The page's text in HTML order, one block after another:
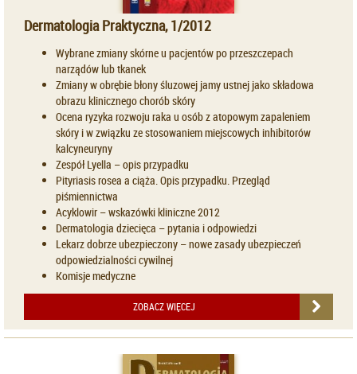
Dermatologia Praktyczna, 1/2012
Wybrane zmiany skórne u pacjentów po przeszczepach
narządów lub tkanek
Zmiany w obrębie błony śluzowej jamy ustnej jako składowa
obrazu klinicznego chorób skóry
Ocena ryzyka rozwoju raka u osób z atopowym zapaleniem
skóry i w związku ze stosowaniem miejscowych inhibitorów
kalcyneuryny
Zespół Lyella – opis przypadku
Pityriasis rosea a ciąża. Opis przypadku. Przegląd
piśmiennictwa
Acyklowir – wskazówki kliniczne 2012
Dermatologia dziecięca – pytania i odpowiedzi
Lekarz dobrze ubezpieczony – nowe zasady ubezpieczeń
odpowiedzialności cywilnej
Komisje medyczne
ZOBACZ WIĘCEJ